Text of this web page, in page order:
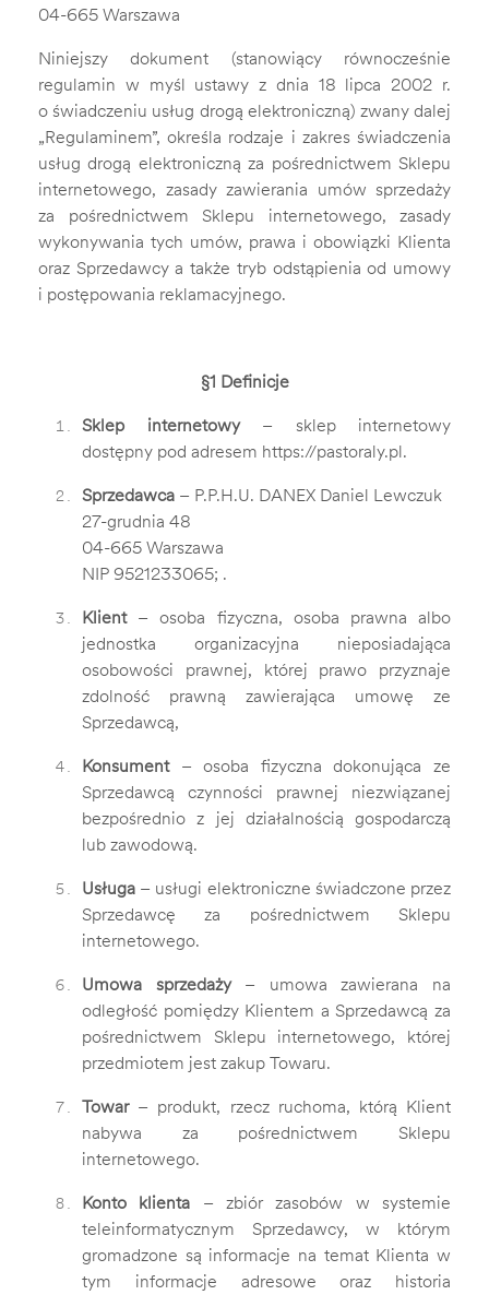
04-665 Warszawa
Niniejszy dokument (stanowiący równocześnie
regulamin w myśl ustawy z dnia 18 lipca 2002 r.
o świadczeniu usług drogą elektroniczną) zwany dalej
„Regulaminem”, określa rodzaje i zakres świadczenia
usług drogą elektroniczną za pośrednictwem Sklepu
internetowego, zasady zawierania umów sprzedaży
za pośrednictwem Sklepu internetowego, zasady
wykonywania tych umów, prawa i obowiązki Klienta
oraz Sprzedawcy a także tryb odstąpienia od umowy
i postępowania reklamacyjnego.
§1 Definicje
Sklep internetowy – sklep internetowy
dostępny pod adresem https://pastoraly.pl.
Sprzedawca – P.P.H.U. DANEX Daniel Lewczuk
27-grudnia 48
04-665 Warszawa
NIP 9521233065; .
Klient – osoba fizyczna, osoba prawna albo
jednostka organizacyjna nieposiadająca
osobowości prawnej, której prawo przyznaje
zdolność prawną zawierająca umowę ze
Sprzedawcą,
Konsument – osoba fizyczna dokonująca ze
Sprzedawcą czynności prawnej niezwiązanej
bezpośrednio z jej działalnością gospodarczą
lub zawodową.
Usługa – usługi elektroniczne świadczone przez
Sprzedawcę za pośrednictwem Sklepu
internetowego.
Umowa sprzedaży – umowa zawierana na
odległość pomiędzy Klientem a Sprzedawcą za
pośrednictwem Sklepu internetowego, której
przedmiotem jest zakup Towaru.
Towar – produkt, rzecz ruchoma, którą Klient
nabywa za pośrednictwem Sklepu
internetowego.
Konto klienta – zbiór zasobów w systemie
teleinformatycznym Sprzedawcy, w którym
gromadzone są informacje na temat Klienta w
tym informacje adresowe oraz historia